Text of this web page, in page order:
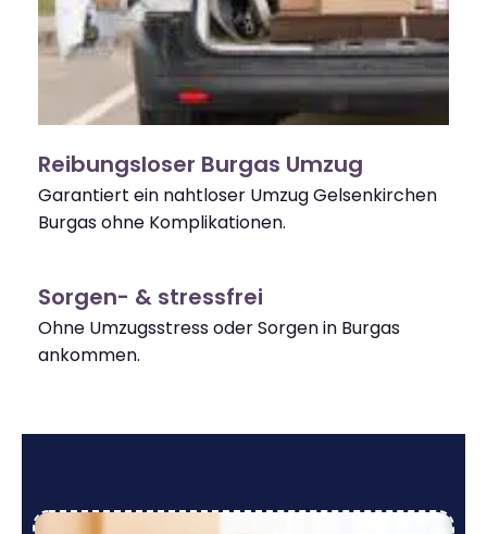
Reibungsloser Burgas Umzug
Garantiert ein nahtloser Umzug Gelsenkirchen
Burgas ohne Komplikationen.
Sorgen- & stressfrei
Ohne Umzugsstress oder Sorgen in Burgas
ankommen.